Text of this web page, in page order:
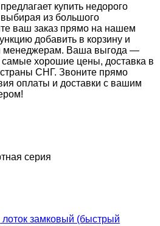
купить недорого
из большого
ваш заказ прямо на нашем
добавить в корзину и
менеджерам. Ваша выгода —
хорошие цены, доставка в
СНГ. Звоните прямо
оплаты и доставки с вашим
серия